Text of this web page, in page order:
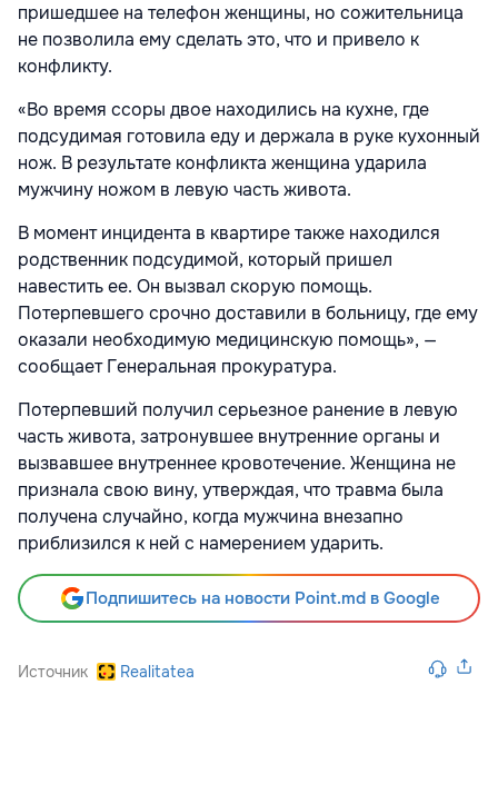
пришедшее на телефон женщины, но сожительница
не позволила ему сделать это, что и привело к
конфликту.
«Во время ссоры двое находились на кухне, где
подсудимая готовила еду и держала в руке кухонный
нож. В результате конфликта женщина ударила
мужчину ножом в левую часть живота.
В момент инцидента в квартире также находился
родственник подсудимой, который пришел
навестить ее. Он вызвал скорую помощь.
Потерпевшего срочно доставили в больницу, где ему
оказали необходимую медицинскую помощь», —
сообщает Генеральная прокуратура.
Потерпевший получил серьезное ранение в левую
часть живота, затронувшее внутренние органы и
вызвавшее внутреннее кровотечение. Женщина не
признала свою вину, утверждая, что травма была
получена случайно, когда мужчина внезапно
приблизился к ней с намерением ударить.
Подпишитесь на новости Point.md в Google
Источник Realitatea